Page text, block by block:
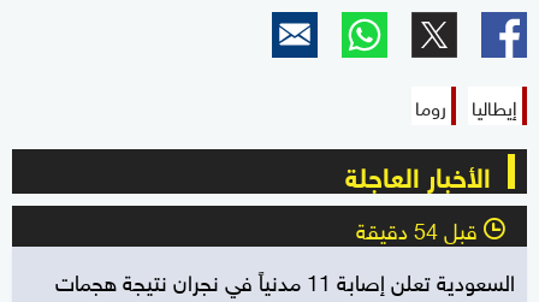
إيطاليا روما
الأخبار العاجلة
l قبل 54 دقيقة
السعودية تعلن إصابة 11 مدنياً في نجران نتيجة هجمات